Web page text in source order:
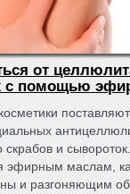
от
с помощью
скрабов и
эфирным маслам,
и разгоняющим